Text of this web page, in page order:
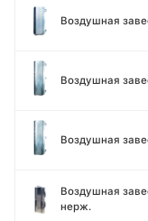
Воздушная
Воздушная
Воздушная
Воздушная
нерж.